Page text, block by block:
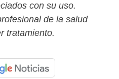
con su uso.
de la salud
tratamiento.